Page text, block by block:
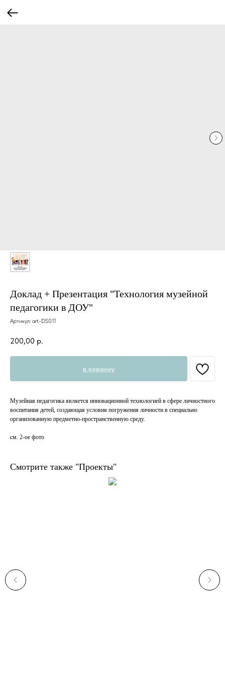
Доклад + Презентация "Технология музейной
педагогики в ДОУ"
Артикул: art-DS011
200,00 р.
в корзину
Музейная педагогика является инновационной технологией в сфере личностного
воспитания детей, создающая условия погружения личности в специально
организованную предметно-пространственную среду.⠀
см. 2-ое фото
Смотрите также "Проекты"